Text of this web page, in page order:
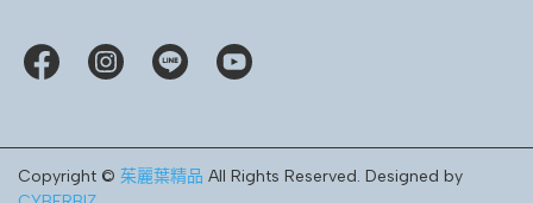
Copyright © 茱麗葉精品 All Rights Reserved. Designed by